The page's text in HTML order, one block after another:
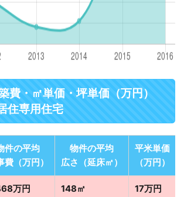
費・㎡単価・坪単価（万円）
専用住宅
件の平均
費（万円）
物件の平均
広さ（延床㎡）
平米単価
（万円）
万円 148㎡ 17万円